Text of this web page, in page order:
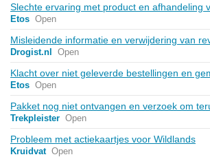
Slechte ervaring met product en afhandeling
Etos Open
Misleidende informatie en verwijdering van
Drogist.nl Open
Klacht over niet geleverde bestellingen en
Etos Open
Pakket nog niet ontvangen en verzoek om
Trekpleister Open
Probleem met actiekaartjes voor Wildlands
Kruidvat Open